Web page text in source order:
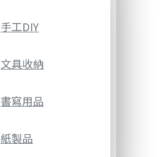
手工DIY
文具收納
書寫用品
紙製品